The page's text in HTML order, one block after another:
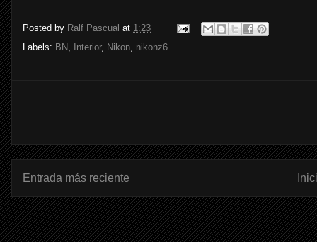
Posted by Ralf Pascual at 1:23
Labels: BN, Interior, Nikon, nikonz6
Entrada más reciente